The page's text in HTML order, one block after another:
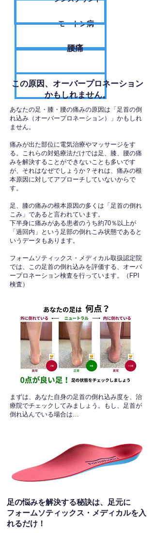
モートン病
腰痛
​この原因、オーバープロネーション
かもしれません。
あなたの足・膝・腰の痛みの原因は「足首の倒
れ込み（オーバープロネーション）」かもしれ
ません。
痛みが出た部位に電気治療やマッサージをす
る。これらの対処療法だけでは足、膝、腰の痛
みを解決することができないことも多いです
が、それはなぜでしょうか？それは、痛みの根
本原因に対してアプローチしていないからで
す。
足、膝の痛みの根本原因の多くは「足首の倒れ
こみ」であると言われています。
下半身に痛みがある患者のうち約70％以上が
「過回内」という足部の倒れこみ状態であると
いうデータもあります。
フォームソティックス・メディカル取扱認定院
では、この足首の倒れ込みを評価する、オーバ
ープロネーション検査を行っています。（FPI
検査）​
​まずは、あなた自身の足首の倒れ込み度を、治
療院でチェックしてみましょう。もし、足首が
倒れ込んでいる場合は…
足の悩みを解決する秘訣は、足元に
フォームソティックス・メディカルを入
れるだけ！